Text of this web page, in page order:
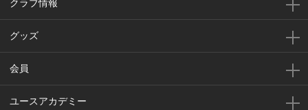
グッズ
会員
ユースアカデミー